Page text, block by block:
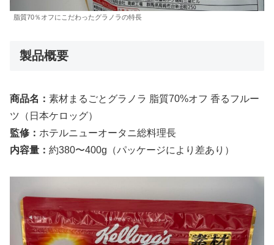
脂質70％オフにこだわったグラノラの特長
製品概要
商品名： 素材まるごとグラノラ 脂質70%オフ 香るフルー
ツ（日本ケロッグ）
監修： ホテルニューオータニ総料理長
内容量： 約380〜400g（パッケージにより差あり）